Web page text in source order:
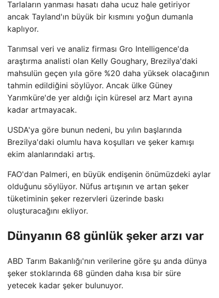
Tarlaların yanması hasatı daha ucuz hale getiriyor
ancak Tayland'ın büyük bir kısmını yoğun dumanla
kaplıyor.
Tarımsal veri ve analiz firması Gro Intelligence'da
araştırma analisti olan Kelly Goughary, Brezilya'daki
mahsulün geçen yıla göre %20 daha yüksek olacağının
tahmin edildiğini söylüyor. Ancak ülke Güney
Yarımküre'de yer aldığı için küresel arz Mart ayına
kadar artmayacak.
USDA'ya göre bunun nedeni, bu yılın başlarında
Brezilya'daki olumlu hava koşulları ve şeker kamışı
ekim alanlarındaki artış.
FAO'dan Palmeri, en büyük endişenin önümüzdeki aylar
olduğunu söylüyor. Nüfus artışının ve artan şeker
tüketiminin şeker rezervleri üzerinde baskı
oluşturacağını ekliyor.
Dünyanın 68 günlük şeker arzı var
ABD Tarım Bakanlığı'nın verilerine göre şu anda dünya
şeker stoklarında 68 günden daha kısa bir süre
yetecek kadar şeker bulunuyor.